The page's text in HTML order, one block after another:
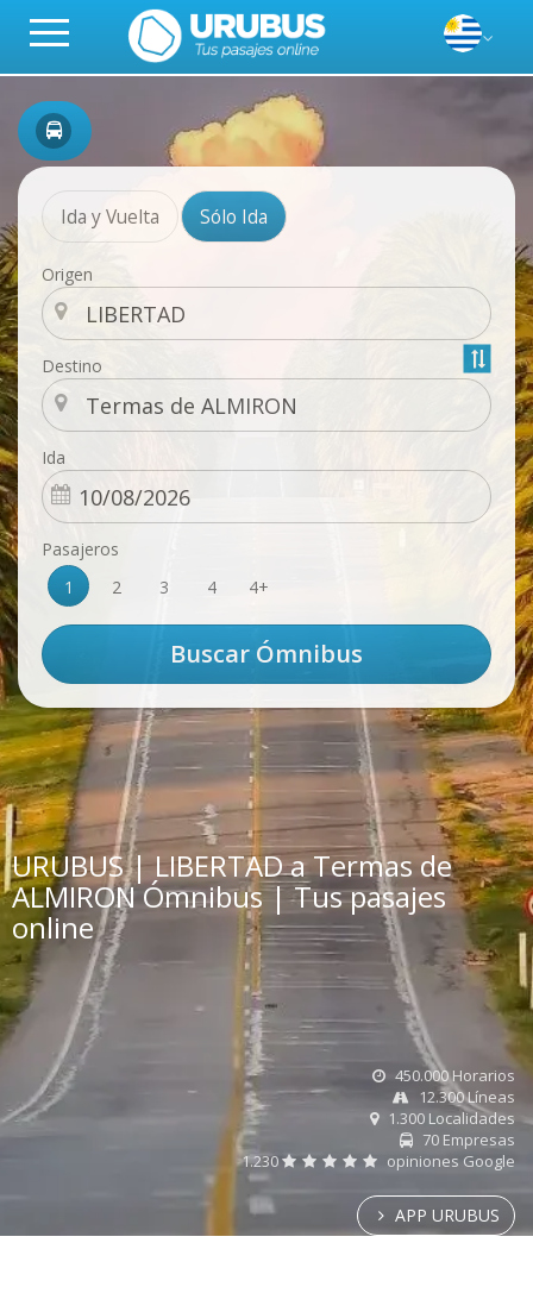
Ida y Vuelta Sólo Ida
Origen
Destino
Ida
Pasajeros
1
2 3 4 4+
URUBUS | LIBERTAD a Termas de
ALMIRON Ómnibus | Tus pasajes
online
450.000 Horarios
12.300 Líneas
1.300 Localidades
70 Empresas
1.230
opiniones Google
APP URUBUS